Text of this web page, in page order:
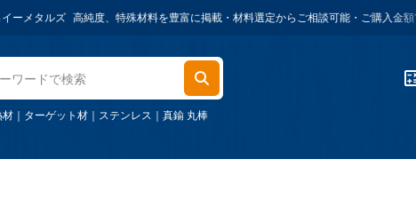
ズ 高純度、特殊材料を豊富に掲載・材料選定からご相談可能・ご購入金額1,000円
材 ｜ ターゲット材 ｜ ステンレス ｜ 真鍮 丸棒